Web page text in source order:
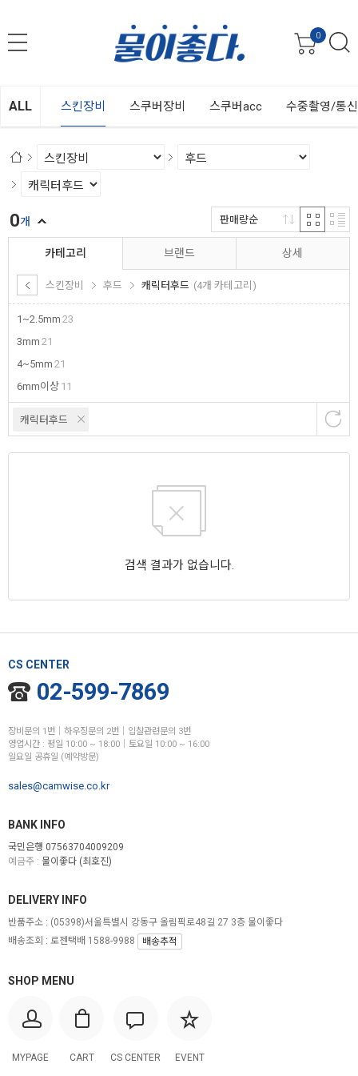
0
ALL 스킨장비 스쿠버장비 스쿠버acc 수중촬영/통
카테고리
스킨장비 후드 캐릭터후드 (4개 카테고리)
1~2.5mm 23
3mm 21
4~5mm 21
6mm이상 11
브랜드 상세
캐릭터후드
0개 판매량순
검색 결과가 없습니다.
CS CENTER
02-599-7869
장비문의 1번│하우징문의 2번│입찰관련문의 3번
영업시간 : 평일 10:00 ~ 18:00│토요일 10:00 ~ 16:00
일요일 공휴일 (예약방문)
sales@camwise.co.kr
BANK INFO
국민은행 07563704009209
예금주 : 물이좋다 (최호진)
SHOP MENU
MYPAGE CART CS CENTER EVENT
DELIVERY INFO
반품주소 : (05398)서울특별시 강동구 올림픽로48길 27 3층 물이좋다
배송조회 : 로젠택배 1588-9988
배송추적